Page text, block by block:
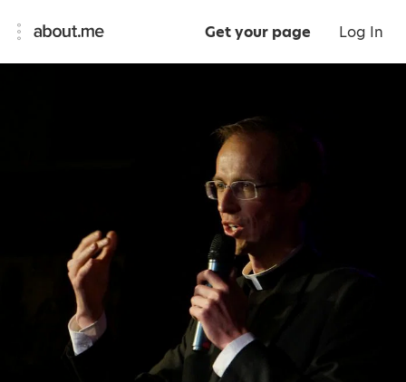
Get your page Log In